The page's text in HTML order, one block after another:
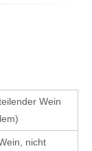
Wein
nicht